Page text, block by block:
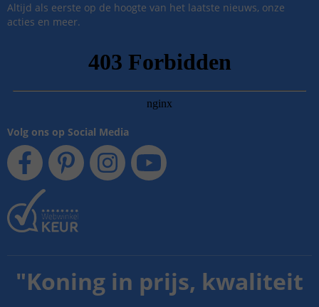
Altijd als eerste op de hoogte van het laatste nieuws, onze
acties en meer.
Volg ons op Social Media
"Koning in prijs, kwaliteit